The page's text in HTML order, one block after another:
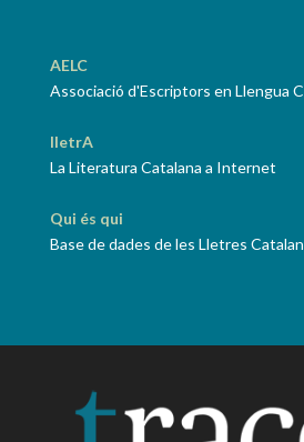
AELC
Associació d'Escriptors en Llengua
lletrA
La Literatura Catalana a Internet
Qui és qui
Base de dades de les Lletres